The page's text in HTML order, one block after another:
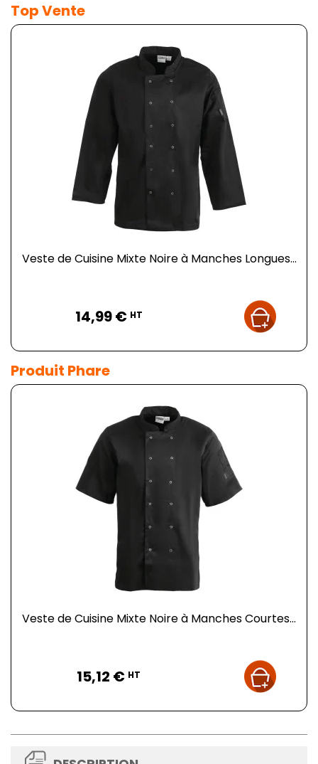
Top Vente
Veste de Cuisine Mixte Noire à Manches Longues...
14,99 € HT
Produit Phare
Veste de Cuisine Mixte Noire à Manches Courtes...
15,12 € HT